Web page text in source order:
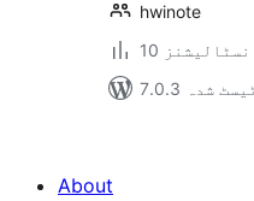
hwinote
ٹیسٹ شدہ
About